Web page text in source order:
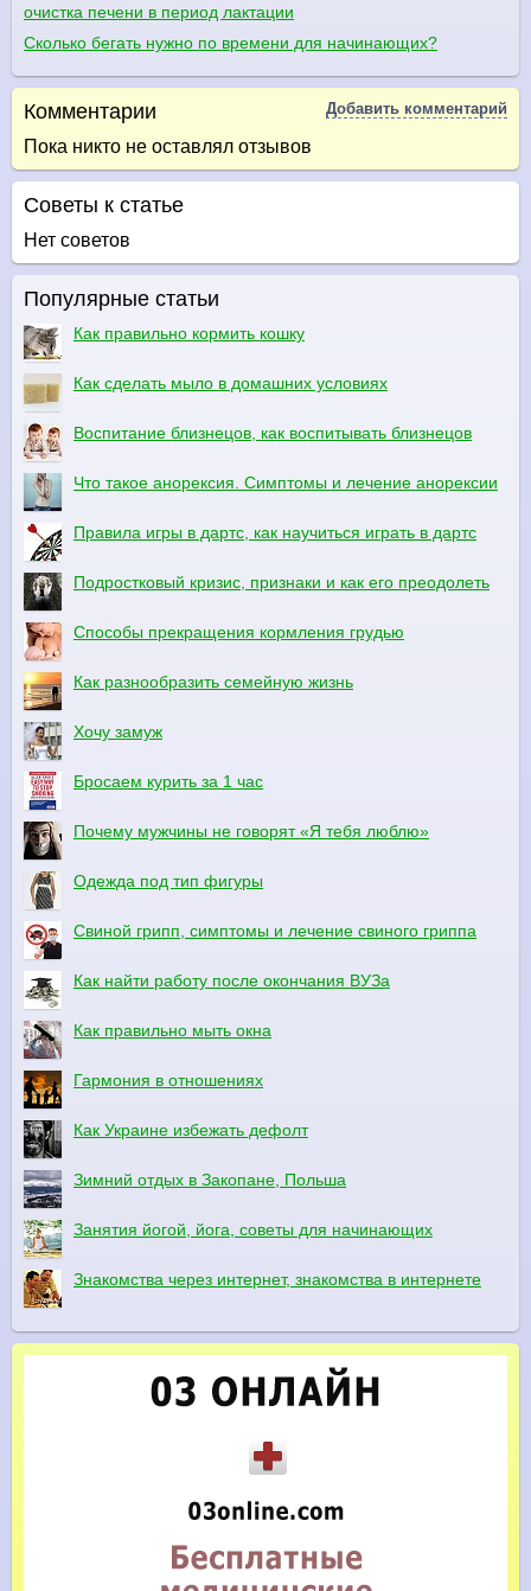
очистка печени в период лактации
Сколько бегать нужно по времени для начинающих?
Комментарии Добавить комментарий
Пока никто не оставлял отзывов
Советы к статье
Нет советов
Популярные статьи
Как правильно кормить кошку
Как сделать мыло в домашних условиях
Воспитание близнецов, как воспитывать близнецов
Что такое анорексия. Симптомы и лечение анорексии
Правила игры в дартс, как научиться играть в дартс
Подростковый кризис, признаки и как его преодолеть
Способы прекращения кормления грудью
Как разнообразить семейную жизнь
Хочу замуж
Бросаем курить за 1 час
Почему мужчины не говорят «Я тебя люблю»
Одежда под тип фигуры
Свиной грипп, симптомы и лечение свиного гриппа
Как найти работу после окончания ВУЗа
Как правильно мыть окна
Гармония в отношениях
Как Украине избежать дефолт
Зимний отдых в Закопане, Польша
Занятия йогой, йога, советы для начинающих
Знакомства через интернет, знакомства в интернете